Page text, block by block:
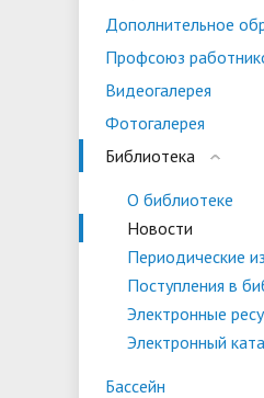
Бассейн
Военный учебный
Прием 2026.
Особая квота
Объединенный
Научные труды КГУ
Национальные
Федерации
Дополнительное
Профсоюз
Видеогалерея
Фотогалерея
Библиотека
О библиотеке
Новости
Периодические
Поступления в
Электронные
Электронный
Бассейн